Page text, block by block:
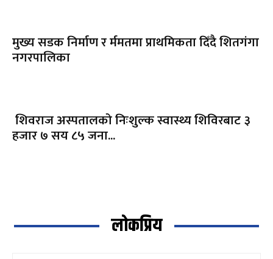
मुख्य सडक निर्माण र र्ममतमा प्राथमिकता दिँदै शितगंगा
नगरपालिका
शिवराज अस्पतालको निःशुल्क स्वास्थ्य शिविरबाट ३
हजार ७ सय ८५ जना...
लोकप्रिय